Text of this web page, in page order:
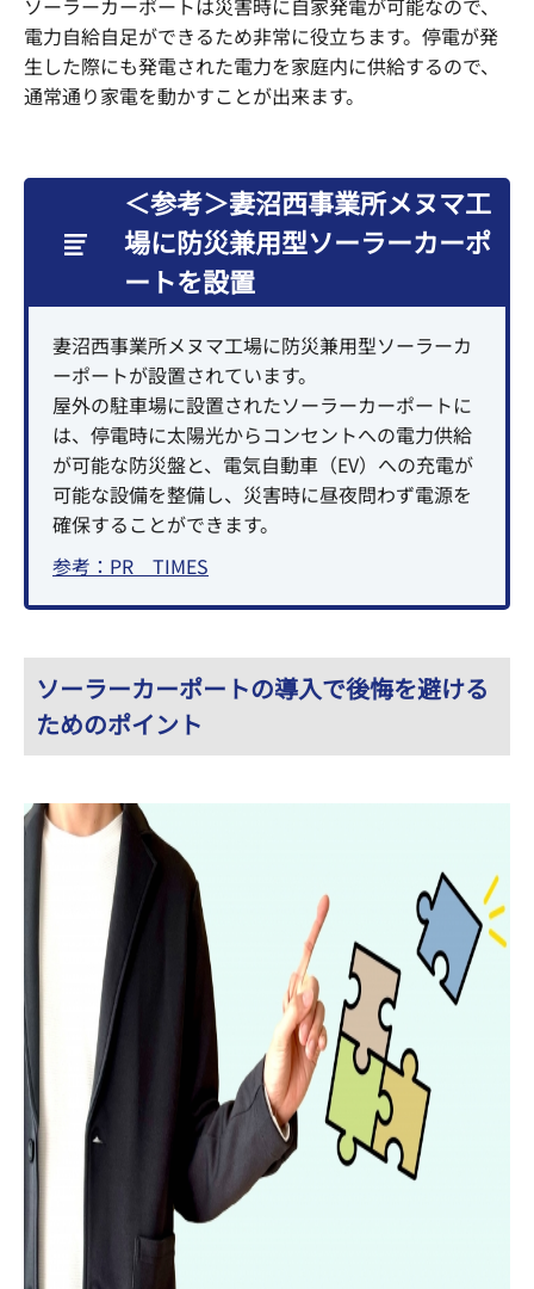
電力自給自足ができるため非常に役立ちます。停電が発
生した際にも発電された電力を家庭内に供給するので、
通常通り家電を動かすことが出来ます。
＜参考＞妻沼西事業所メヌマ工
場に防災兼用型ソーラーカーポ
ートを設置
妻沼西事業所メヌマ工場に防災兼用型ソーラーカ
ーポートが設置されています。
屋外の駐車場に設置されたソーラーカーポートに
は、停電時に太陽光からコンセントへの電力供給
が可能な防災盤と、電気自動車（EV）への充電が
可能な設備を整備し、災害時に昼夜問わず電源を
確保することができます。
参考：PR TIMES
ソーラーカーポートの導入で後悔を避ける
ためのポイント